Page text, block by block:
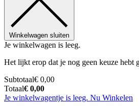
Winkelwagen sluiten
Je winkelwagen is leeg.
Het lijkt erop dat je nog geen keuze hebt
Subtotaal€ 0,00
Totaal€ 0,00
Je winkelwagentje is leeg. Nu Winkelen